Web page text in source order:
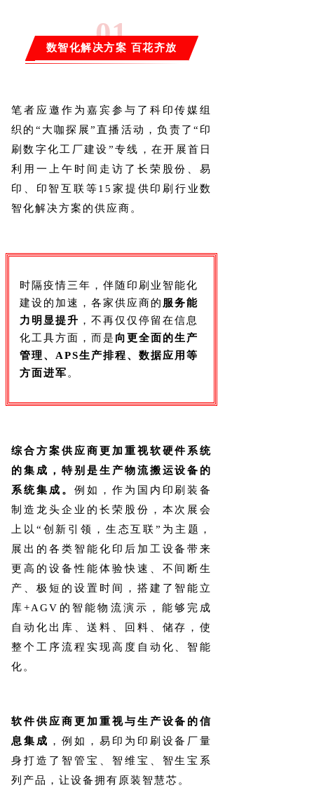
01
数智化解决方案 百花齐放
笔者应邀作为嘉宾参与了科印传媒组
织的“大咖探展”直播活动，负责了“印
刷数字化工厂建设”专线，在开展首日
利用一上午时间走访了长荣股份、易
印、印智互联等15家提供印刷行业数
智化解决方案的供应商。
时隔疫情三年，伴随印刷业智能化
建设的加速，各家供应商的 服务能
力明显提升 ，不再仅仅停留在信息
化工具方面，而是 向更全面的生产
管理、APS生产排程、数据应用等
方面进军 。
综合方案供应商更加重视软硬件系统
的集成，特别是生产物流搬运设备的
系统集成。 例如，作为国内印刷装备
制造龙头企业的长荣股份，本次展会
上以“创新引领，生态互联”为主题，
展出的各类智能化印后加工设备带来
更高的设备性能体验快速、不间断生
产、极短的设置时间，搭建了智能立
库+AGV的智能物流演示，能够完成
自动化出库、送料、回料、储存，使
整个工序流程实现高度自动化、智能
化。
软件供应商更加重视与生产设备的信
息集成 ，例如，易印为印刷设备厂量
身打造了智管宝、智维宝、智生宝系
列产品，让设备拥有原装智慧芯。